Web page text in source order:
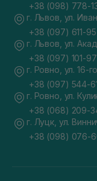
+38 (098) 778-
г. Львов, ул.
+38 (097) 611-
г. Львов, ул.
+38 (097) 101-
г. Ровно, ул. 16-
+38 (097) 544-
г. Ровно, ул.
+38 (068) 209-
г. Луцк, ул.
+38 (098) 076-